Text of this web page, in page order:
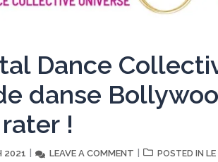
Dance
danse
!
2021 LEAVE A COMMENT POSTED IN